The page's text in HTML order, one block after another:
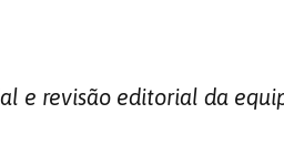
revisão editorial da